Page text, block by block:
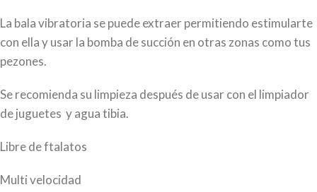
La bala vibratoria se puede extraer permitiendo estimularte
con ella y usar la bomba de succión en otras zonas como tus
pezones.
Se recomienda su limpieza después de usar con el limpiador
de juguetes y agua tibia.
Libre de ftalatos
Multi velocidad